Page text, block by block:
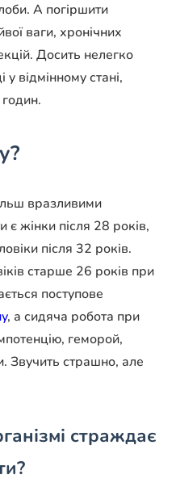
А погіршити
ваги, хронічних
Досить нелегко
у відмінному стані,
вразливими
є жінки після 28 років,
після 32 років.
старше 26 років при
поступове
, а сидяча робота при
геморой,
Звучить страшно, але
страждає